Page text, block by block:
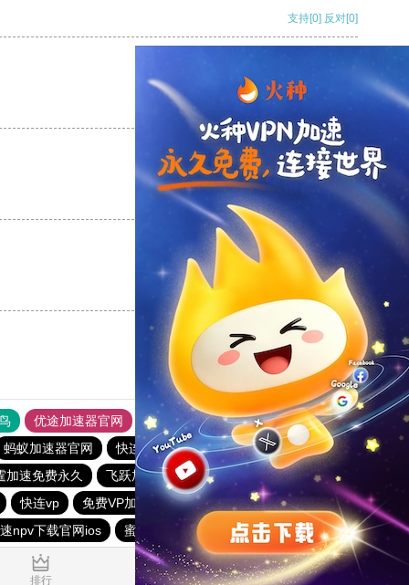
支持[0] 反对[0]
反对
反对[0]
优途加速器官网 风驰加速器 旋风加速器
八戒看书
蚂蚁加速器官网 快连加速器app outline
outline
加速免费永久 飞跃加速器
暴雪vp永久免费加速器下载官网
快连vp 免费VP加速器 免费vqn外网
老王vn加速器
npv下载官网ios 蜜蜂加速器
排行 推荐